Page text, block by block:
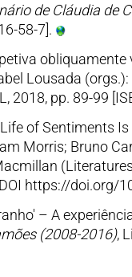
de Cláudia de
58-7].
Lousada (orgs.):
2018, pp. 89-99
Life of Sentiments
Morris; Bruno
https://doi.org/
– A
(2008-2016),